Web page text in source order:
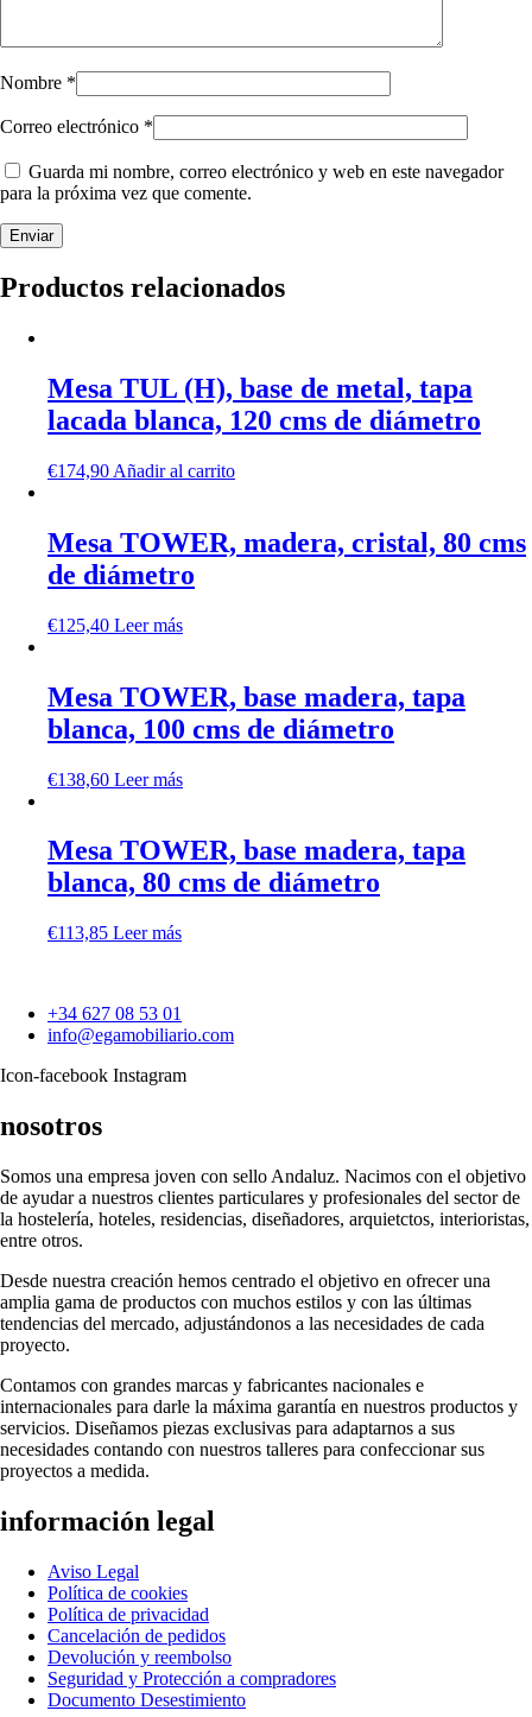
Nombre *
Correo electrónico *
Guarda mi nombre, correo electrónico y web en este navegador
para la próxima vez que comente.
Productos relacionados
Mesa TUL (H), base de metal, tapa
lacada blanca, 120 cms de diámetro
€174,90 Añadir al carrito
Mesa TOWER, madera, cristal, 80 cms
de diámetro
€125,40 Leer más
Mesa TOWER, base madera, tapa
blanca, 100 cms de diámetro
€138,60 Leer más
Mesa TOWER, base madera, tapa
blanca, 80 cms de diámetro
€113,85 Leer más
+34 627 08 53 01
info@egamobiliario.com
Icon-facebook Instagram
nosotros
Somos una empresa joven con sello Andaluz. Nacimos con el objetivo
de ayudar a nuestros clientes particulares y profesionales del sector de
la hostelería, hoteles, residencias, diseñadores, arquietctos, interioristas,
entre otros.
Desde nuestra creación hemos centrado el objetivo en ofrecer una
amplia gama de productos con muchos estilos y con las últimas
tendencias del mercado, adjustándonos a las necesidades de cada
proyecto.
Contamos con grandes marcas y fabricantes nacionales e
internacionales para darle la máxima garantía en nuestros productos y
servicios. Diseñamos piezas exclusivas para adaptarnos a sus
necesidades contando con nuestros talleres para confeccionar sus
proyectos a medida.
información legal
Aviso Legal
Política de cookies
Política de privacidad
Cancelación de pedidos
Devolución y reembolso
Seguridad y Protección a compradores
Documento Desestimiento